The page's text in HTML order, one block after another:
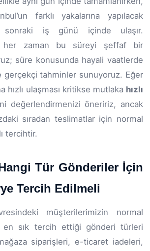
farklı yakalarına yapılacak
iş günü içinde ulaşır.
her zaman bu süreyi şeffaf bir
süre konusunda hayali vaatlerde
gerçekçi tahminler sunuyoruz. Eğer
hızlı ulaşması kritikse mutlaka hızlı
değerlendirmenizi öneririz, ancak
sıradan teslimatlar için normal
tercihtir.
Tür Gönderiler İçin
Tercih Edilmeli
müşterilerimizin normal
en sık tercih ettiği gönderi türleri
siparişleri, e-ticaret iadeleri,